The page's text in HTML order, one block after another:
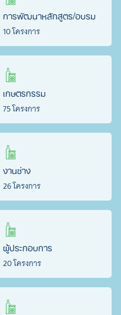
การพัฒนาหลักสูตร/อบรม
10 โครงการ
เกษตรกรรม
75 โครงการ
งานช่าง
26 โครงการ
ผู้ประกอบการ
20 โครงการ